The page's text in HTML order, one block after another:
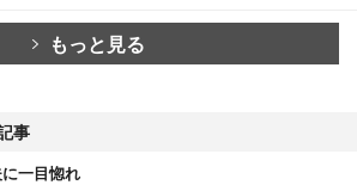
もっと見る
事
一目惚れ